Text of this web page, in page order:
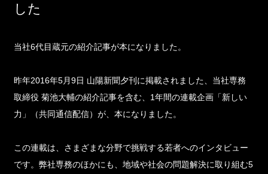
した
当社6代目蔵元の紹介記事が本になりました。
昨年2016年5月9日 山陽新聞夕刊に掲載されました、当社専務
取締役 菊池大輔の紹介記事を含む、1年間の連載企画「新しい
力」（共同通信配信）が、本になりました。
この連載は、さまざまな分野で挑戦する若者へのインタビュー
です。弊社専務のほかにも、地域や社会の問題解決に取り組む5